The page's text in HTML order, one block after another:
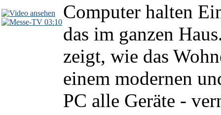
03:10Computer halten
das im ganzen
zeigt, wie das
einem modernen
PC alle Geräte -